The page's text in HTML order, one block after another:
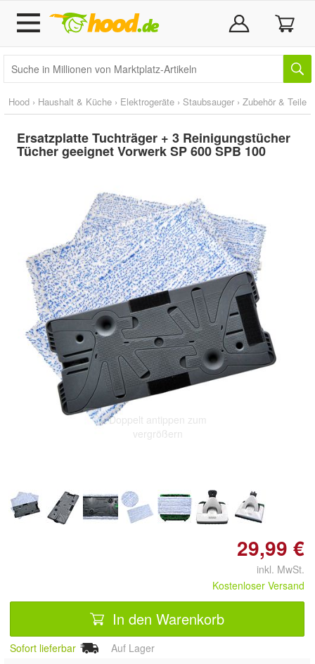
Hood › Haushalt & Küche › Elektrogeräte › Staubsauger › Zubehör & Teile
Ersatzplatte Tuchträger + 3 Reinigungstücher
Tücher geeignet Vorwerk SP 600 SPB 100
Doppelt antippen zum
vergrößern
29,99 €
inkl. MwSt.
Kostenloser Versand
In den Warenkorb
Sofort lieferbar
Auf Lager